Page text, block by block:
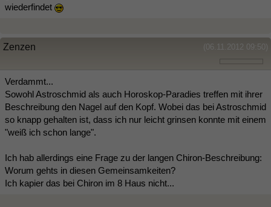
wiederfindet
(06.11.2012 09:50)
Zenzen
Verdammt...
Sowohl Astroschmid als auch Horoskop-Paradies treffen mit ihrer
Beschreibung den Nagel auf den Kopf. Wobei das bei Astroschmid
so knapp gehalten ist, dass ich nur leicht grinsen konnte mit einem
"weiß ich schon lange".
Ich hab allerdings eine Frage zu der langen Chiron-Beschreibung:
Worum gehts in diesen Gemeinsamkeiten?
Ich kapier das bei Chiron im 8 Haus nicht...